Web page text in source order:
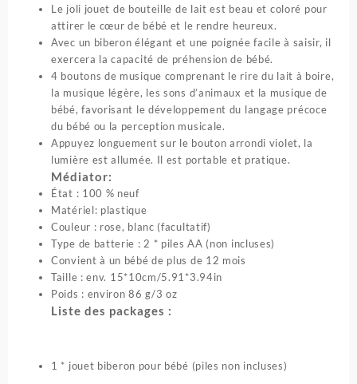
Le joli jouet de bouteille de lait est beau et coloré pour
attirer le cœur de bébé et le rendre heureux.
Avec un biberon élégant et une poignée facile à saisir, il
exercera la capacité de préhension de bébé.
4 boutons de musique comprenant le rire du lait à boire,
la musique légère, les sons d’animaux et la musique de
bébé, favorisant le développement du langage précoce
du bébé ou la perception musicale.
Appuyez longuement sur le bouton arrondi violet, la
lumière est allumée. Il est portable et pratique.
Médiator:
État : 100 % neuf
Matériel: plastique
Couleur : rose, blanc (facultatif)
Type de batterie : 2 * piles AA (non incluses)
Convient à un bébé de plus de 12 mois
Taille : env. 15*10cm/5.91*3.94in
Poids : environ 86 g/3 oz
Liste des packages :
1 * jouet biberon pour bébé (piles non incluses)